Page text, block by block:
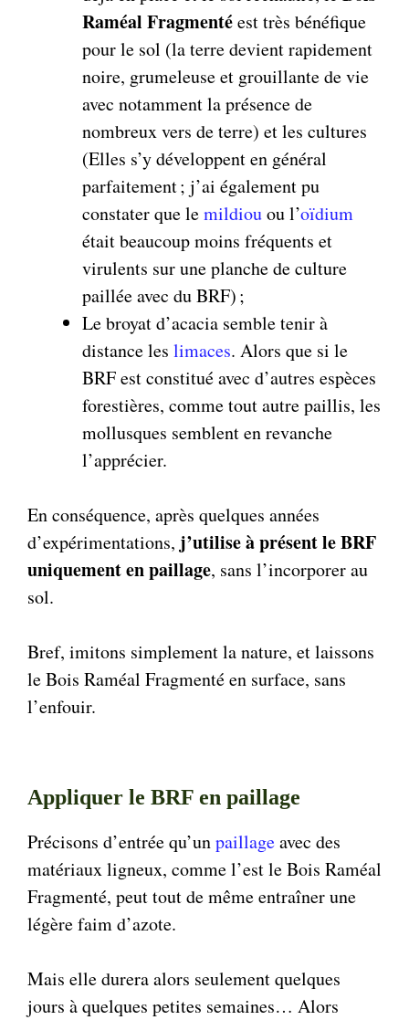
Raméal Fragmentéest très bénéfique
pour le sol (la terre devient rapidement
noire, grumeleuse et grouillante de vie
avec notamment la présence de
nombreux vers de terre) et les cultures
(Elles s’y développent en général
parfaitement ; j’ai également pu
constater que lemildiouou l’oïdium
était beaucoup moins fréquents et
virulents sur une planche de culture
paillée avec du BRF) ;
Le broyat d’acacia semble tenir à
distance les limaces. Alors que si le
BRF est constitué avec d’autres espèces
forestières, comme tout autre paillis, les
mollusques semblent en revanche
l’apprécier.
En conséquence, après quelques années
d’expérimentations, j’utilise à présent le BRF
uniquement en paillage, sans l’incorporer au
sol.
Bref, imitons simplement la nature, et laissons
le Bois Raméal Fragmenté en surface, sans
l’enfouir.
Appliquer le BRF en paillage
Précisons d’entrée qu’unpaillageavec des
matériaux ligneux, comme l’est le Bois Raméal
Fragmenté, peut tout de même entraîner une
légère faim d’azote.
Mais elle durera alors seulement quelques
jours à quelques petites semaines… Alors